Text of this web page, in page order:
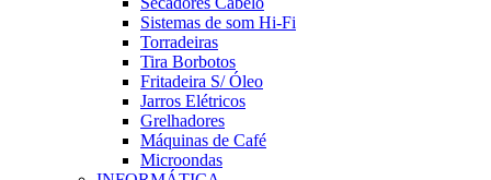
Sistemas de som Hi-Fi
Torradeiras
Tira Borbotos
Fritadeira S/ Óleo
Jarros Elétricos
Grelhadores
Máquinas de Café
Microondas